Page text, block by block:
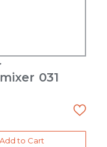
031
Add to Cart